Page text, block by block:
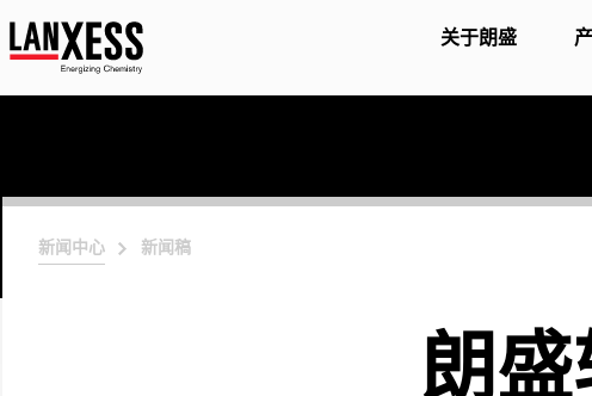
关于朗盛
新闻中心 新闻稿
朗